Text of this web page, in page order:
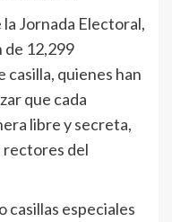
Jornada Electoral,
de 12,299
quienes han
que cada
libre y secreta,
rectores del
casillas especiales